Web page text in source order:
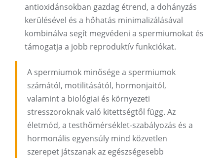
antioxidánsokban gazdag étrend, a dohányzás
kerülésével és a hőhatás minimalizálásával
kombinálva segít megvédeni a spermiumokat és
támogatja a jobb reproduktív funkciókat.
A spermiumok minősége a spermiumok
számától, motilitásától, hormonjaitól,
valamint a biológiai és környezeti
stresszoroknak való kitettségtől függ. Az
életmód, a testhőmérséklet-szabályozás és a
hormonális egyensúly mind közvetlen
szerepet játszanak az egészségesebb